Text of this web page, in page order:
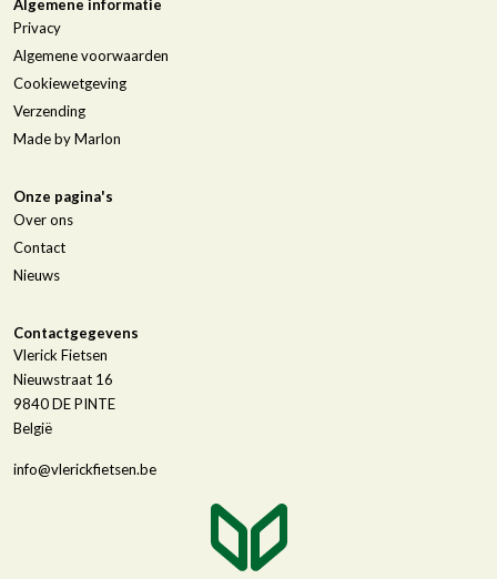
Algemene informatie
Privacy
Algemene voorwaarden
Cookiewetgeving
Verzending
Made by Marlon
Onze pagina's
Over ons
Contact
Nieuws
Contactgegevens
Vlerick Fietsen
Nieuwstraat 16
9840DE PINTE
België
info@vlerickfietsen.be